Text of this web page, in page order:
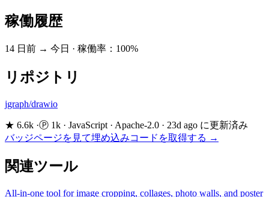
稼働履歴
14 日前 → 今日 · 稼働率：100%
リポジトリ
jgraph/drawio
★ 6.6k ·Ⓟ 1k · JavaScript · Apache-2.0 · 23d ago に更新済み
バッジページを見て埋め込みコードを取得する →
関連ツール
All-in-one tool for image cropping, collages, photo walls, and poster